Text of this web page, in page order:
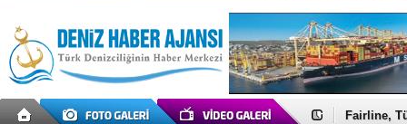
Deniz
Fairline,